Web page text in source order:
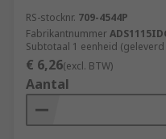
RS-stocknr. 709-4544P
Fabrikantnummer
Subtotaal 1 eenheid
€ 6,26(excl. BTW)
Aantal